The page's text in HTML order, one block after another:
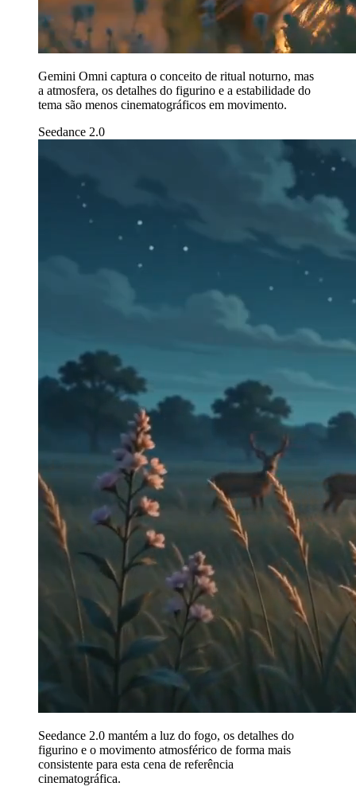
Gemini Omni captura o conceito de ritual noturno, mas
a atmosfera, os detalhes do figurino e a estabilidade do
tema são menos cinematográficos em movimento.
Seedance 2.0
Seedance 2.0 mantém a luz do fogo, os detalhes do
figurino e o movimento atmosférico de forma mais
consistente para esta cena de referência
cinematográfica.